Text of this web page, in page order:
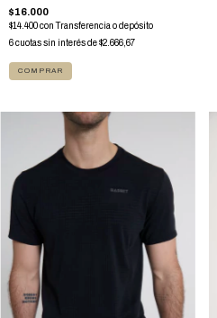
$16.000
$14.400con Transferencia o depósito
6cuotas sin interés de$2.666,67
COMPRAR